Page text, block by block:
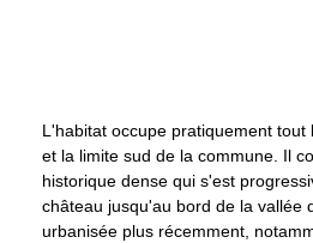
L'habitat occupe pratiquement
et la limite sud de la commune. Il
historique dense qui s'est
château jusqu'au bord de la vallée
urbanisée plus récemment,